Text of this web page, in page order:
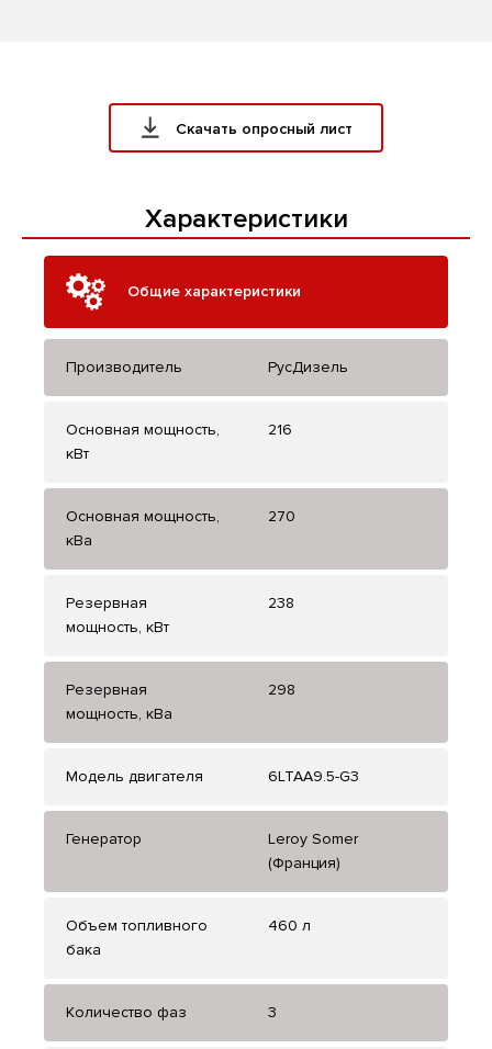
Скачать опросный лист
Характеристики
Общие характеристики
Производитель РусДизель
Основная мощность,
кВт
216
Основная мощность,
кВа
270
Резервная
мощность, кВт
238
Резервная
мощность, кВа
298
Модель двигателя 6LTAA9.5-G3
Генератор
Leroy Somer
(Франция)
Объем топливного
бака
460 л
Количество фаз 3